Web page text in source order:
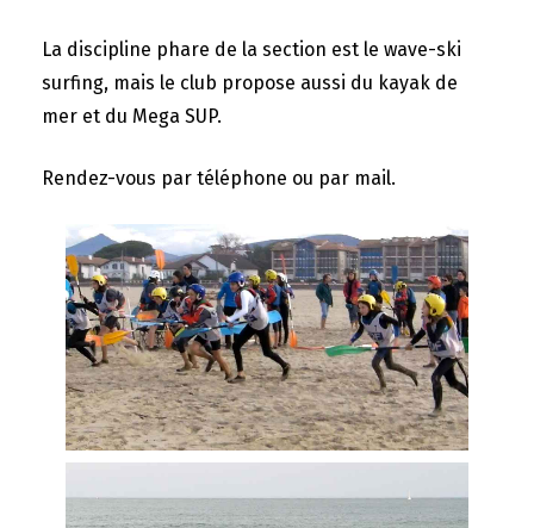
La discipline phare de la section est le wave-ski
surfing, mais le club propose aussi du kayak de
mer et du Mega SUP.
Rendez-vous par téléphone ou par mail.